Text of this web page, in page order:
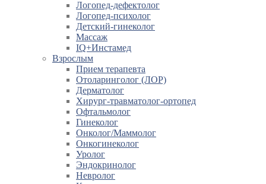
Логопед-дефектолог
Логопед-психолог
Детский-гинеколог
Массаж
IQ+Инстамед
Взрослым
Прием терапевта
Отоларинголог (ЛОР)
Дерматолог
Хирург-травматолог-ортопед
Офтальмолог
Гинеколог
Онколог/Маммолог
Онкогинеколог
Уролог
Эндокринолог
Невролог